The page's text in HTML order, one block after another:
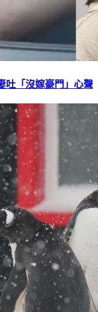
「沒嫁豪門」心聲